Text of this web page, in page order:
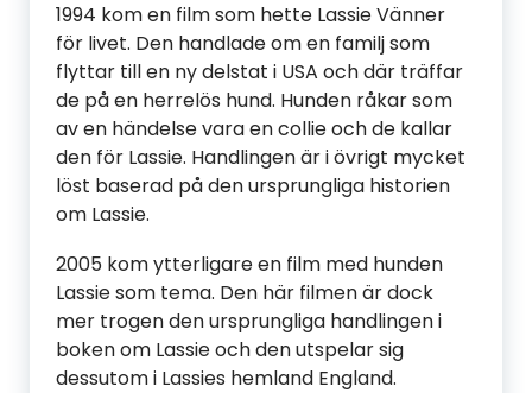
1994 kom en film som hette Lassie Vänner
för livet. Den handlade om en familj som
flyttar till en ny delstat i USA och där träffar
de på en herrelös hund. Hunden råkar som
av en händelse vara en collie och de kallar
den för Lassie. Handlingen är i övrigt mycket
löst baserad på den ursprungliga historien
om Lassie.
2005 kom ytterligare en film med hunden
Lassie som tema. Den här filmen är dock
mer trogen den ursprungliga handlingen i
boken om Lassie och den utspelar sig
dessutom i Lassies hemland England.